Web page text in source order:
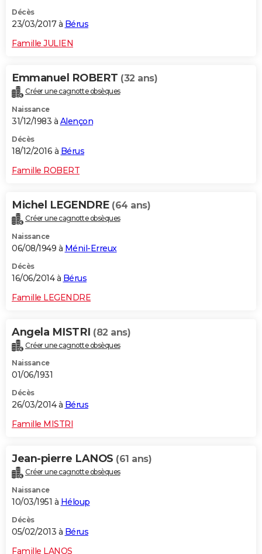
Décès
23/03/2017 à Bérus
Famille JULIEN
Emmanuel ROBERT (32 ans)
Créer une cagnotte obsèques
Naissance
31/12/1983 à Alençon
Décès
18/12/2016 à Bérus
Famille ROBERT
Michel LEGENDRE (64 ans)
Créer une cagnotte obsèques
Naissance
06/08/1949 à Ménil-Erreux
Décès
16/06/2014 à Bérus
Famille LEGENDRE
Angela MISTRI (82 ans)
Créer une cagnotte obsèques
Naissance
01/06/1931
Décès
26/03/2014 à Bérus
Famille MISTRI
Jean-pierre LANOS (61 ans)
Créer une cagnotte obsèques
Naissance
10/03/1951 à Héloup
Décès
05/02/2013 à Bérus
Famille LANOS